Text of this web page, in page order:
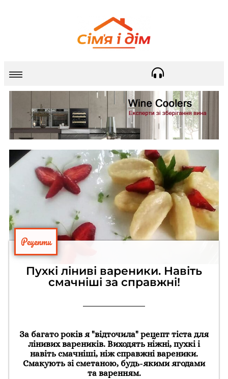
Рецепти
Пухкі ліниві вареники. Навіть
смачніші за справжні!
За багато років я "відточила" рецепт тіста для
лінивих вареників. Виходять ніжні, пухкі і
навіть смачніші, ніж справжні вареники.
Смакують зі сметаною, будь-якими ягодами
та варенням.